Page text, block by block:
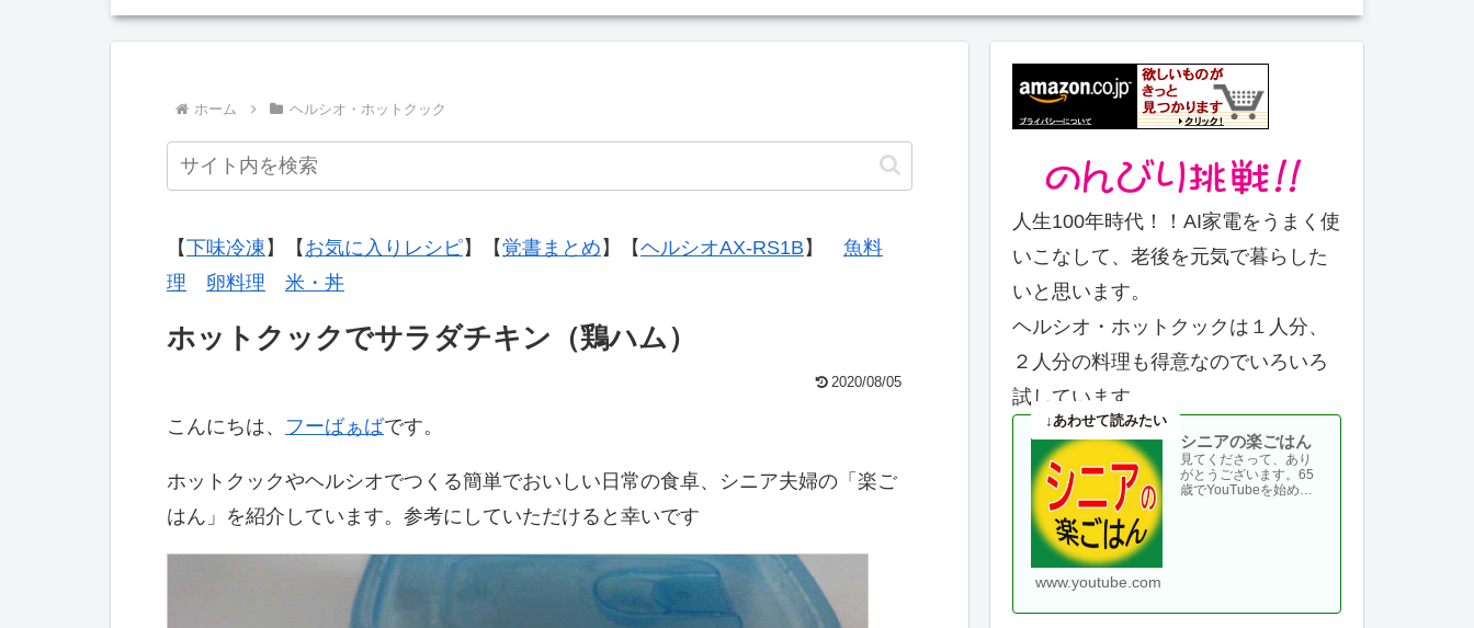
ホーム ヘルシオ・ホットクック
【下味冷凍 】【 お気に入りレシピ】【覚書まとめ 】【ヘルシオAX-RS1B 】 魚料
理
卵料理 米・丼
ホットクックでサラダチキン（鶏ハム）
2020/08/05
こんにちは、 フーばぁばです。
ホットクックやヘルシオでつくる簡単でおいしい日常の食卓、シニア夫婦の「楽ご
はん」を紹介しています。参考にしていただけると幸いです
人生100年時代！！AI家電をうまく使
いこなして、老後を元気で暮らした
いと思います。
ヘルシオ・ホットクックは１人分、
２人分の料理も得意なのでいろいろ
試しています。
シニアの楽ごはん
見てくださって、あり
がとうございます。65
歳でYouTubeを始め
www.youtube.com